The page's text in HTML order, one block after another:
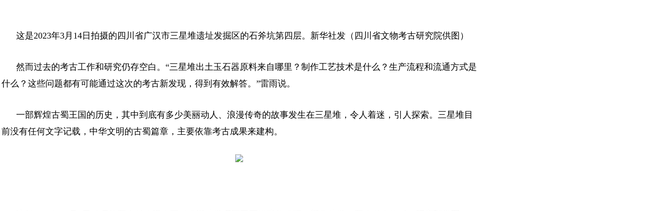
这是2023年3月14日拍摄的四川省广汉市三星堆遗址发掘区的石斧坑第四层。新华社发（四川省文物考古研究院供图）
然而过去的考古工作和研究仍存空白。“三星堆出土玉石器原料来自哪里？制作工艺技术是什么？生产流程和流通方式是
什么？这些问题都有可能通过这次的考古新发现，得到有效解答。”雷雨说。
一部辉煌古蜀王国的历史，其中到底有多少美丽动人、浪漫传奇的故事发生在三星堆，令人着迷，引人探索。三星堆目
前没有任何文字记载，中华文明的古蜀篇章，主要依靠考古成果来建构。